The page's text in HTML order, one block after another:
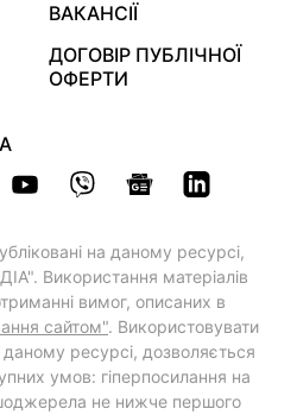
ВАКАНСІЇ
ДОГОВІР ПУБЛІЧНОЇ
ОФЕРТИ
на даному ресурсі,
Використання матеріалів
вимог, описаних в
сайтом". Використовувати
ресурсі, дозволяється
умов: гіперпосилання на
не нижче першого